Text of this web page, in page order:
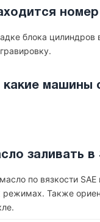
блока
какие машины
заливать в
по вязкости
режимах. Также